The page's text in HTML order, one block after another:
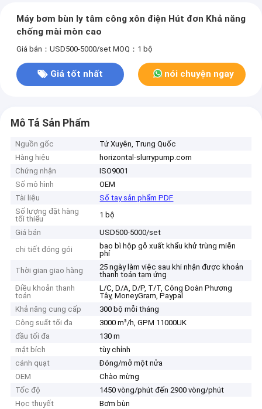
Máy bơm bùn ly tâm công xôn điện Hút đơn Khả năng
chống mài mòn cao
Giá bán：USD500-5000/set MOQ：1 bộ
Giá tốt nhất nói chuyện ngay
Mô Tả Sản Phẩm
Nguồn gốc
Tứ Xuyên, Trung Quốc
Hàng hiệu
horizontal-slurrypump.com
Chứng nhận
ISO9001
Số mô hình
OEM
Tài liệu
Sổ tay sản phẩm PDF
Số lượng đặt hàng
tối thiểu
1 bộ
Giá bán
USD500-5000/set
chi tiết đóng gói
bao bì hộp gỗ xuất khẩu khử trùng miễn
phí
Thời gian giao hàng
25 ngày làm việc sau khi nhận được khoản
thanh toán tạm ứng
Điều khoản thanh
toán
L/C, D/A, D/P, T/T, Công Đoàn Phương
Tây, MoneyGram, Paypal
Khả năng cung cấp
300 bộ mỗi tháng
Công suất tối đa
3000 m³/h, GPM 11000UK
đầu tối đa
130 m
mặt bích
tùy chỉnh
cánh quạt
Đóng/mở một nửa
OEM
Chào mừng
Tốc độ
1450 vòng/phút đến 2900 vòng/phút
Học thuyết
Bơm bùn